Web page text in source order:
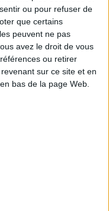
ou pour refuser de
que certains
peuvent ne pas
avez le droit de vous
ou retirer
sur ce site et en
bas de la page Web.
des féculents ?
05/08/2026